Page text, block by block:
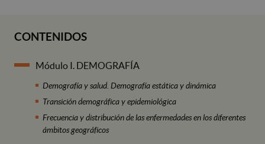
CONTENIDOS
Módulo I. DEMOGRAFÍA
Demografía y salud. Demografía estática y dinámica
Transición demográfica y epidemiológica
Frecuencia y distribución de las enfermedades en los diferentes
ámbitos geográficos